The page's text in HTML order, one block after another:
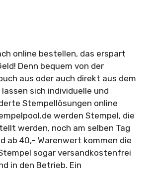
online bestellen, das erspart
Denn bequem von der
aus oder auch direkt aus dem
sich individuelle und
Stempellösungen online
werden Stempel, die
werden, noch am selben Tag
ab 40,– Warenwert kommen die
sogar versandkostenfrei
in den Betrieb. Ein